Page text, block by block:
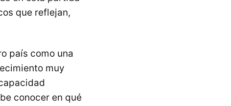
que reflejan,
país como una
muy
conocer en qué